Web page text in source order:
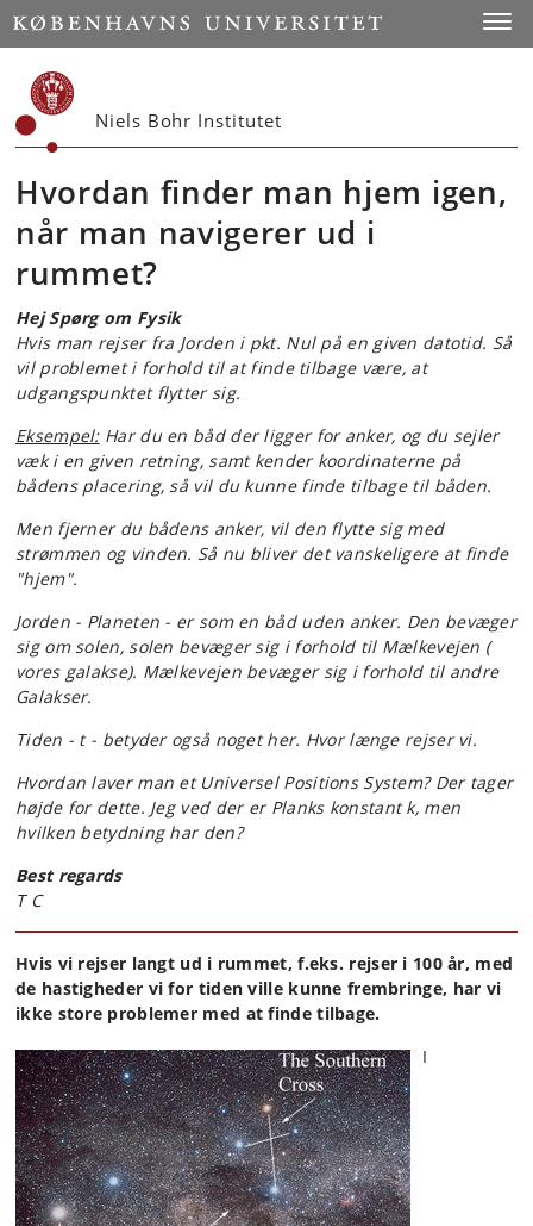
Start
Niels Bohr Institutet
Hvordan finder man hjem igen,
når man navigerer ud i
rummet?
Hej Spørg om Fysik
Hvis man rejser fra Jorden i pkt. Nul på en given datotid. Så
vil problemet i forhold til at finde tilbage være, at
udgangspunktet flytter sig.
Eksempel:Har du en båd der ligger for anker, og du sejler
væk i en given retning, samt kender koordinaterne på
bådens placering, så vil du kunne finde tilbage til båden.
Men fjerner du bådens anker, vil den flytte sig med
strømmen og vinden. Så nu bliver det vanskeligere at finde
"hjem".
Jorden - Planeten - er som en båd uden anker. Den bevæger
sig om solen, solen bevæger sig i forhold til Mælkevejen (
vores galakse). Mælkevejen bevæger sig i forhold til andre
Galakser.
Tiden - t - betyder også noget her. Hvor længe rejser vi.
Hvordan laver man et Universel Positions System? Der tager
højde for dette. Jeg ved der er Planks konstant k, men
hvilken betydning har den?
Best regards
T C
Hvis vi rejser langt ud i rummet, f.eks. rejser i 100 år, med
de hastigheder vi for tiden ville kunne frembringe, har vi
ikke store problemer med at finde tilbage.
I